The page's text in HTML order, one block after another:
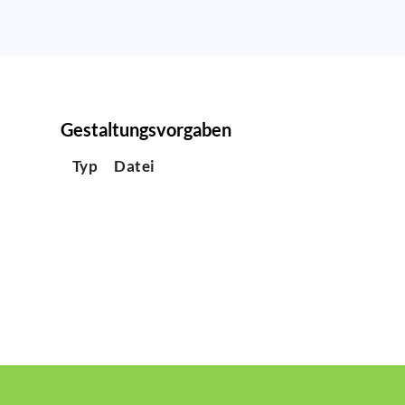
Gestaltungsvorgaben
Typ Datei